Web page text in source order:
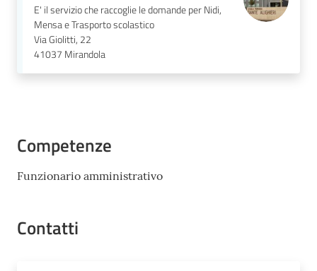
a
argomenti
E' il servizio che raccoglie le domande per Nidi,
Mensa e Trasporto scolastico
Via Giolitti, 22
41037 Mirandola
Competenze
Funzionario amministrativo
Contatti